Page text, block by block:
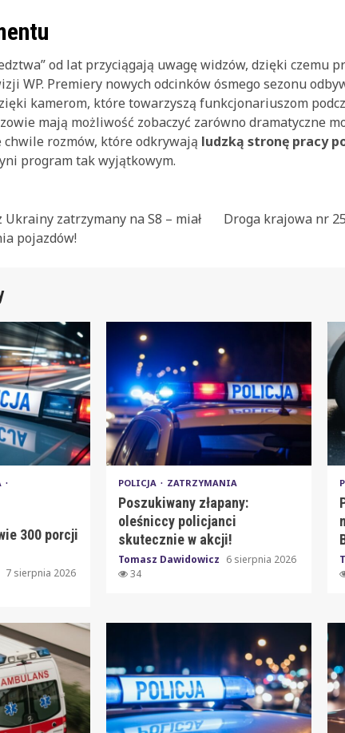
od lat przyciągają uwagę widzów, dzięki czemu
WP. Premiery nowych odcinków ósmego sezonu
kamerom, które towarzyszą funkcjonariuszom
mają możliwość zobaczyć zarówno dramatyczne
rozmów, które odkrywają ludzką stronę pracy
program tak wyjątkowym.
zatrzymany na S8 – miał
pojazdów!
Droga krajowa nr
300 porcji
7 sierpnia 2026
POLICJA ZATRZYMANIA
Poszukiwany złapany:
oleśniccy policjanci
skutecznie w akcji!
Tomasz Dawidowicz 6 sierpnia 2026
34